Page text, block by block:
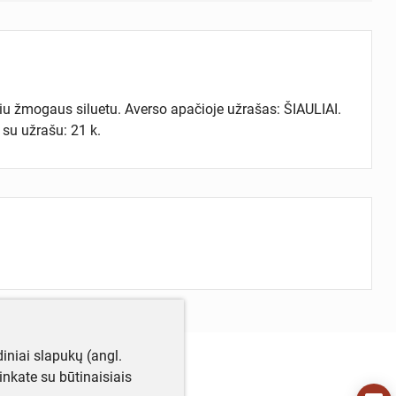
siluetu. Averso apačioje užrašas: ŠIAULIAI.
užrašu: 21 k.
slapukų (angl.
su būtinaisiais